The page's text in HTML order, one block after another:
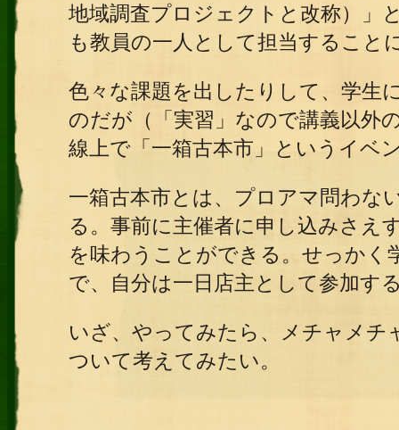
地域調査プロジェクトと改称）」
も教員の一人として担当すること
色々な課題を出したりして、学生
のだが（「実習」なので講義以外
線上で「一箱古本市」というイベ
一箱古本市とは、プロアマ問わな
る。事前に主催者に申し込みさえ
を味わうことができる。せっかく
で、自分は一日店主として参加す
いざ、やってみたら、メチャメチ
ついて考えてみたい。